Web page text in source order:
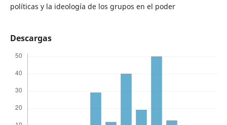
políticas y la ideología de los grupos en el poder
Descargas